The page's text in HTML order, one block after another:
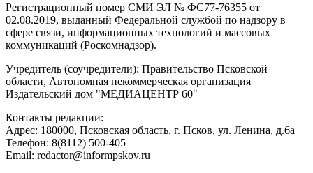
Регистрационный номер СМИ ЭЛ № ФС77-76355 от
02.08.2019, выданный Федеральной службой по надзору в
сфере связи, информационных технологий и массовых
коммуникаций (Роскомнадзор).
Учредитель (соучредители): Правительство Псковской
области, Автономная некоммерческая организация
Издательский дом "МЕДИАЦЕНТР 60"
Контакты редакции:
Адреc: 180000, Псковская область, г. Псков, ул. Ленина, д.6а
Телефон: 8(8112) 500-405
Email: redactor@informpskov.ru